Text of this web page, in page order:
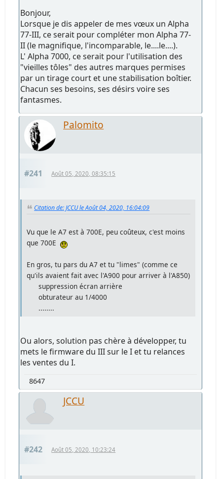
Bonjour,
Lorsque je dis appeler de mes vœux un Alpha
77-III, ce serait pour compléter mon Alpha 77-
II (le magnifique, l'incomparable, le....le....).
L' Alpha 7000, ce serait pour l'utilisation des
"vieilles tôles" des autres marques permises
par un tirage court et une stabilisation boîtier.
Chacun ses besoins, ses désirs voire ses
fantasmes.
Palomito
#241 Août 05, 2020, 08:35:15
Citation de: JCCU le Août 04, 2020, 16:04:09
Vu que le A7 est à 700E, peu coûteux, c'est moins
que 700E
En gros, tu pars du A7 et tu "limes" (comme ce
qu'ils avaient fait avec l'A900 pour arriver à l'A850)
suppression écran arrière
obturateur au 1/4000
........
Ou alors, solution pas chère à développer, tu
mets le firmware du III sur le I et tu relances
les ventes du I.
8647
JCCU
#242 Août 05, 2020, 10:23:24